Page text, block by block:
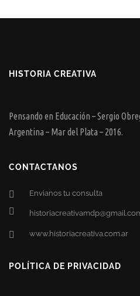
HISTORIA CREATIVA
Pensando en Educación – Sergio
Argentina – Mar del Plata – 2016.
CONTACTANOS
Envianos tu consulta
www.historiacreativa.com.ar
POLÍTICA DE PRIVACIDAD